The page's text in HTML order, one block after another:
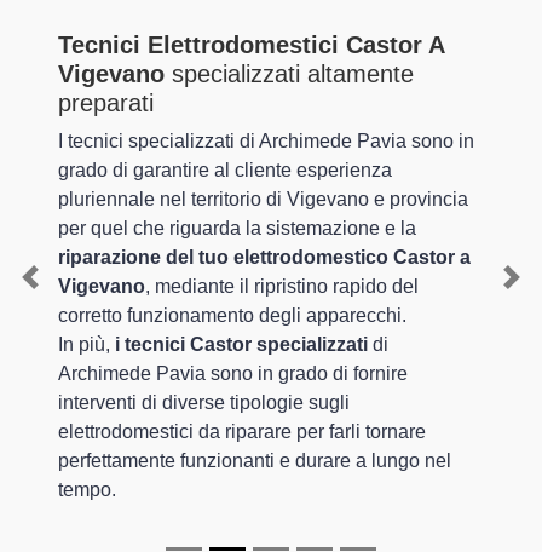
Tecnici Elettrodomestici Castor A
Vigevano specializzati altamente
preparati
I tecnici specializzati di Archimede Pavia sono in
grado di garantire al cliente esperienza
pluriennale nel territorio di Vigevano e provincia
per quel che riguarda la sistemazione e la
riparazione del tuo elettrodomestico Castor a
Vigevano, mediante il ripristino rapido del
corretto funzionamento degli apparecchi.
In più, i tecnici Castor specializzati di
Archimede Pavia sono in grado di fornire
interventi di diverse tipologie sugli
elettrodomestici da riparare per farli tornare
perfettamente funzionanti e durare a lungo nel
tempo.
Previous